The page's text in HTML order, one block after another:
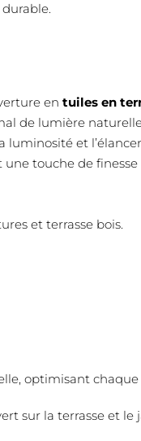
en tuiles en
de lumière
luminosité et
touche de
et terrasse bois.
optimisant chaque
sur la terrasse et le